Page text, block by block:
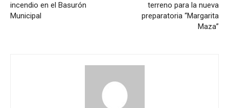
incendio en el Basurón
Municipal
terreno para la nueva
preparatoria “Margarita
Maza”